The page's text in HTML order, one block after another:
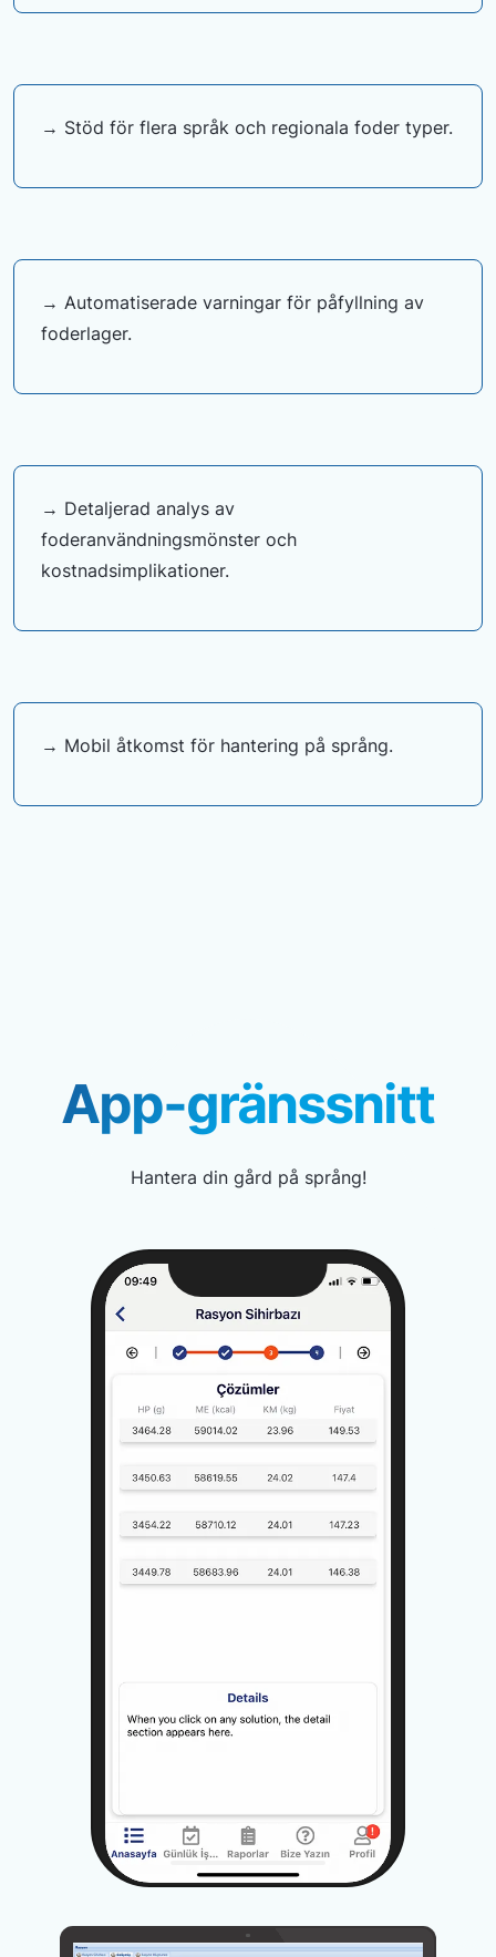
→ Stöd för flera språk och regionala foder typer.
→ Automatiserade varningar för påfyllning av
foderlager.
→ Detaljerad analys av
foderanvändningsmönster och
kostnadsimplikationer.
→ Mobil åtkomst för hantering på språng.
App-gränssnitt
Hantera din gård på språng!